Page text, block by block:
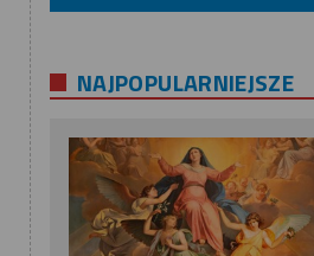
NAJPOPULARNIEJSZE